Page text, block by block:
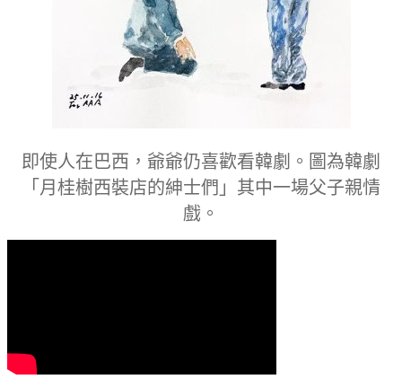
即使人在巴西，爺爺仍喜歡看韓劇。圖為韓劇
「月桂樹西裝店的紳士們」其中一場父子親情
戲。